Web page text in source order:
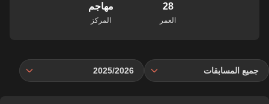
28
العمر
مهاجم
المركز
جميع المسابقات 2025/2026